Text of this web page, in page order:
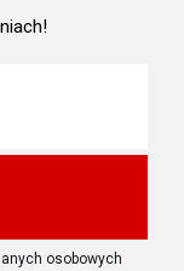
osobowych